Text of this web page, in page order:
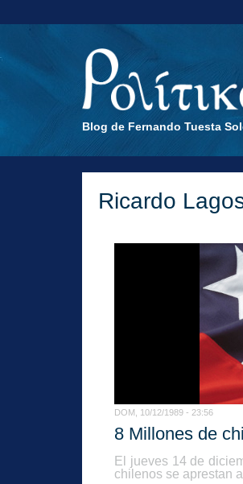
Blog de Fernando Tuesta
Ricardo
DOM, 10/12/1989 - 23:56
8 Millones de
El jueves 14 de
chilenos se aprestan